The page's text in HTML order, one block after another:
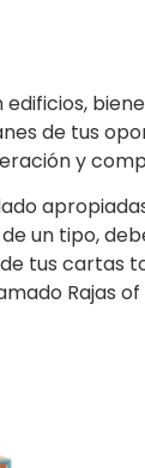
de tus
y
un tipo,
tus cartas
Rajas